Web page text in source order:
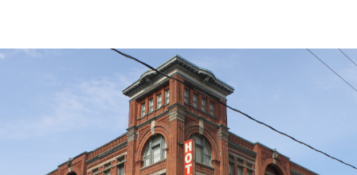
Secteur public
Gouvernements & municipalités